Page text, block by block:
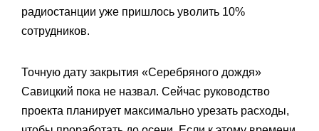
радиостанции уже пришлось уволить 10%
сотрудников.
Точную дату закрытия «Серебряного дождя»
Савицкий пока не назвал. Сейчас руководство
проекта планирует максимально урезать расходы,